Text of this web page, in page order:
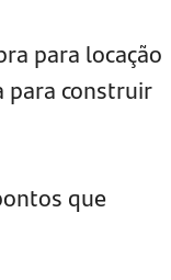
para locação
para construir
que